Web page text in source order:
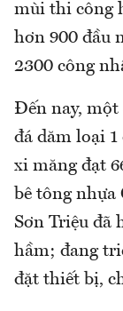
mùi thi công
hơn 900 đầu
2300 công
Đến nay, một
đá dăm loại 1
xi măng đạt
bê tông nhựa
Sơn Triệu đã
hầm; đang
đặt thiết bị,